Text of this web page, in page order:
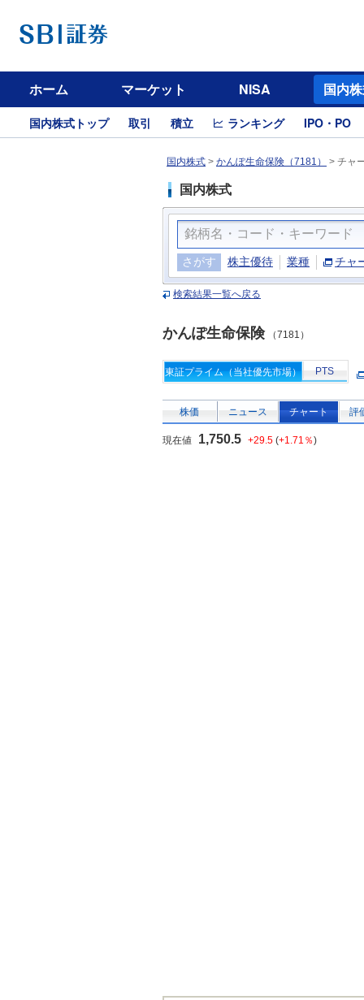
ホーム マーケット NISA 国内
国内株式トップ 取引 積立 ランキング IPO・PO
国内株式 > かんぽ生命保険（7181） > チャ
国内株式
さがす 株主優待 業種 チャ
検索結果一覧へ戻る
かんぽ生命保険（7181）
東証プライム（当社優先市場） PTS
株価 ニュース チャート 評
現在値 1,750.5 +29.5 (+1.71％)